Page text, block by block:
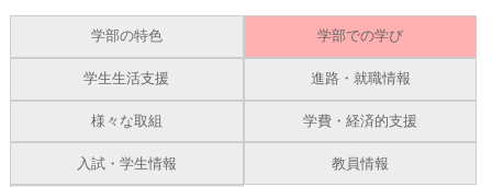
学部の特色 学部での学び
学生生活支援 進路・就職情報
様々な取組 学費・経済的支援
入試・学生情報 教員情報